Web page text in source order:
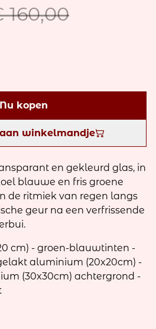
160,00
Nu kopen
aan winkelmandje
en gekleurd glas, in
blauwe en fris groene
de ritmiek van regen langs
geur na een verfrissende
cm) - groen-blauwtinten -
aluminium (20x20cm) -
(30x30cm) achtergrond -